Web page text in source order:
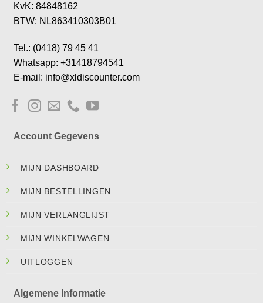
KvK: 84848162
BTW: NL863410303B01
Tel.: (0418) 79 45 41
Whatsapp: +31418794541
E-mail: info@xldiscounter.com
Account Gegevens
MIJN DASHBOARD
MIJN BESTELLINGEN
MIJN VERLANGLIJST
MIJN WINKELWAGEN
UITLOGGEN
Algemene Informatie